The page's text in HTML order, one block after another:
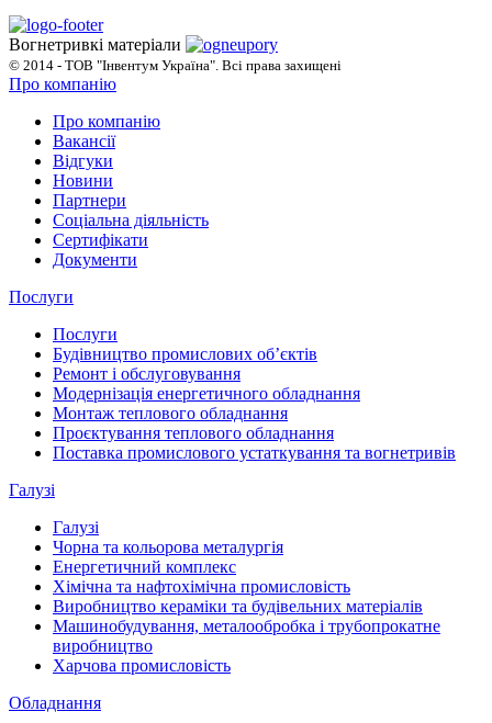
Вогнетривкі матеріали
© 2014 - ТОВ "Інвентум Україна". Всі права захищені
Про компанію
Про компанію
Вакансії
Відгуки
Новини
Партнери
Соціальна діяльність
Сертифікати
Документи
Послуги
Послуги
Будівництво промислових обʼєктів
Ремонт і обслуговування
Модернізація енергетичного обладнання
Монтаж теплового обладнання
Проєктування теплового обладнання
Поставка промислового устаткування та вогнетривів
Галузі
Галузі
Чорна та кольорова металургія
Енергетичний комплекс
Хімічна та нафтохімічна промисловість
Виробництво кераміки та будівельних матеріалів
Машинобудування, металообробка і трубопрокатне
виробництво
Харчова промисловість
Обладнання